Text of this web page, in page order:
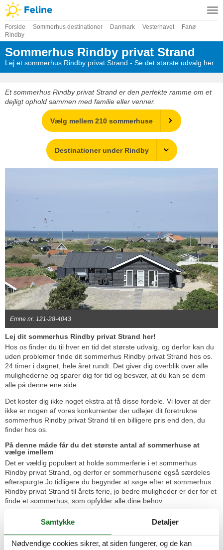
Forside Sommerhus destinationer Danmark Vesterhavet
Fanø
Rindby
Sommerhus Rindby privat Strand
Lej et sommerhus Rindby privat Strand - Se det største udvalg her
Et sommerhus Rindby privat Strand er den perfekte ramme om et
dejligt ophold sammen med familie eller venner.
Vælg mellem 210 sommerhuse
Destinationer under Rindby
Emne nr. 121-28-4043
Lej dit sommerhus Rindby privat Strand her!
Hos os finder du til hver en tid det største udvalg, og derfor kan du
uden problemer finde dit sommerhus Rindby privat Strand hos os.
24 timer i døgnet, hele året rundt. Det giver dig overblik over alle
mulighederne og sparer dig for tid og besvær, at du kan se dem
alle på denne ene side.
Det koster dig ikke noget ekstra at få disse fordele. Vi lover at der
ikke er nogen af vores konkurrenter der udlejer dit foretrukne
sommerhus Rindby privat Strand til en billigere pris end den, du
finder hos os.
På denne måde får du det største antal af sommerhuse at
vælge imellem
Det er vældig populært at holde sommerferie i et sommerhus
Rindby privat Strand, og derfor er sommerhusene også særdeles
efterspurgte.Jo tidligere du begynder at søge efter et sommerhus
Rindby privat Strand til årets ferie, jo bedre muligheder er der for et
finde et sommerhus, som opfylder alle dine behov.
Prisgaranti og kundeservice
Alle sommerhuse som udlejes gennem Feline er dækket af vores
prisgaranti. Det betyder kort og godt at vi garanterer dig, at der ikke
Samtykke Detaljer
Nødvendige cookies sikrer, at siden fungerer, og de kan